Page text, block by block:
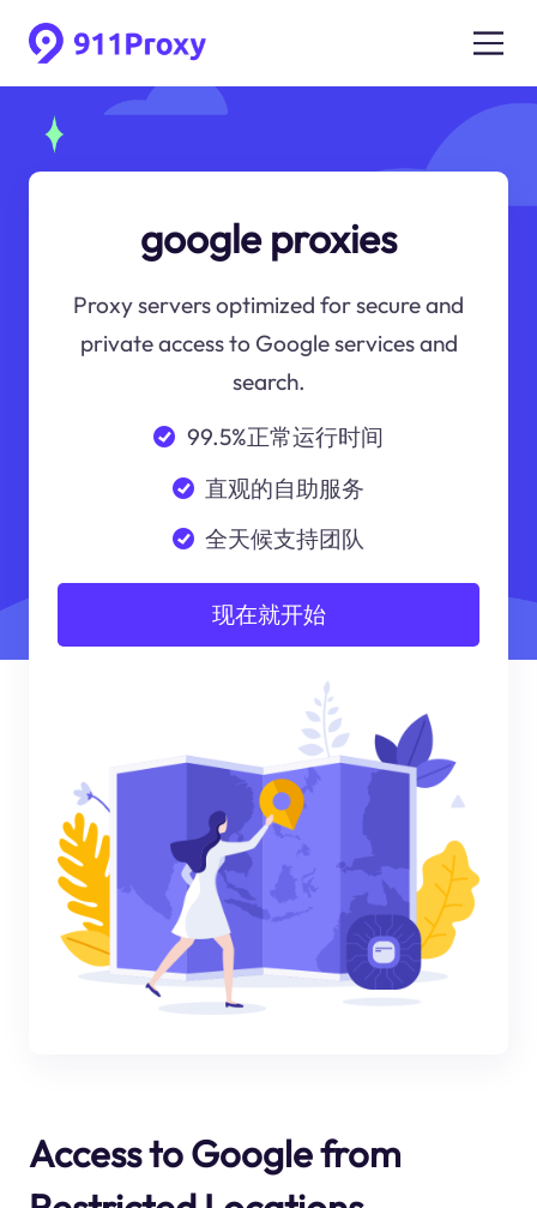
google proxies
Proxy servers optimized for secure and
private access to Google services and
search.
99.5%正常运行时间
直观的自助服务
全天候支持团队
现在就开始
Access to Google from